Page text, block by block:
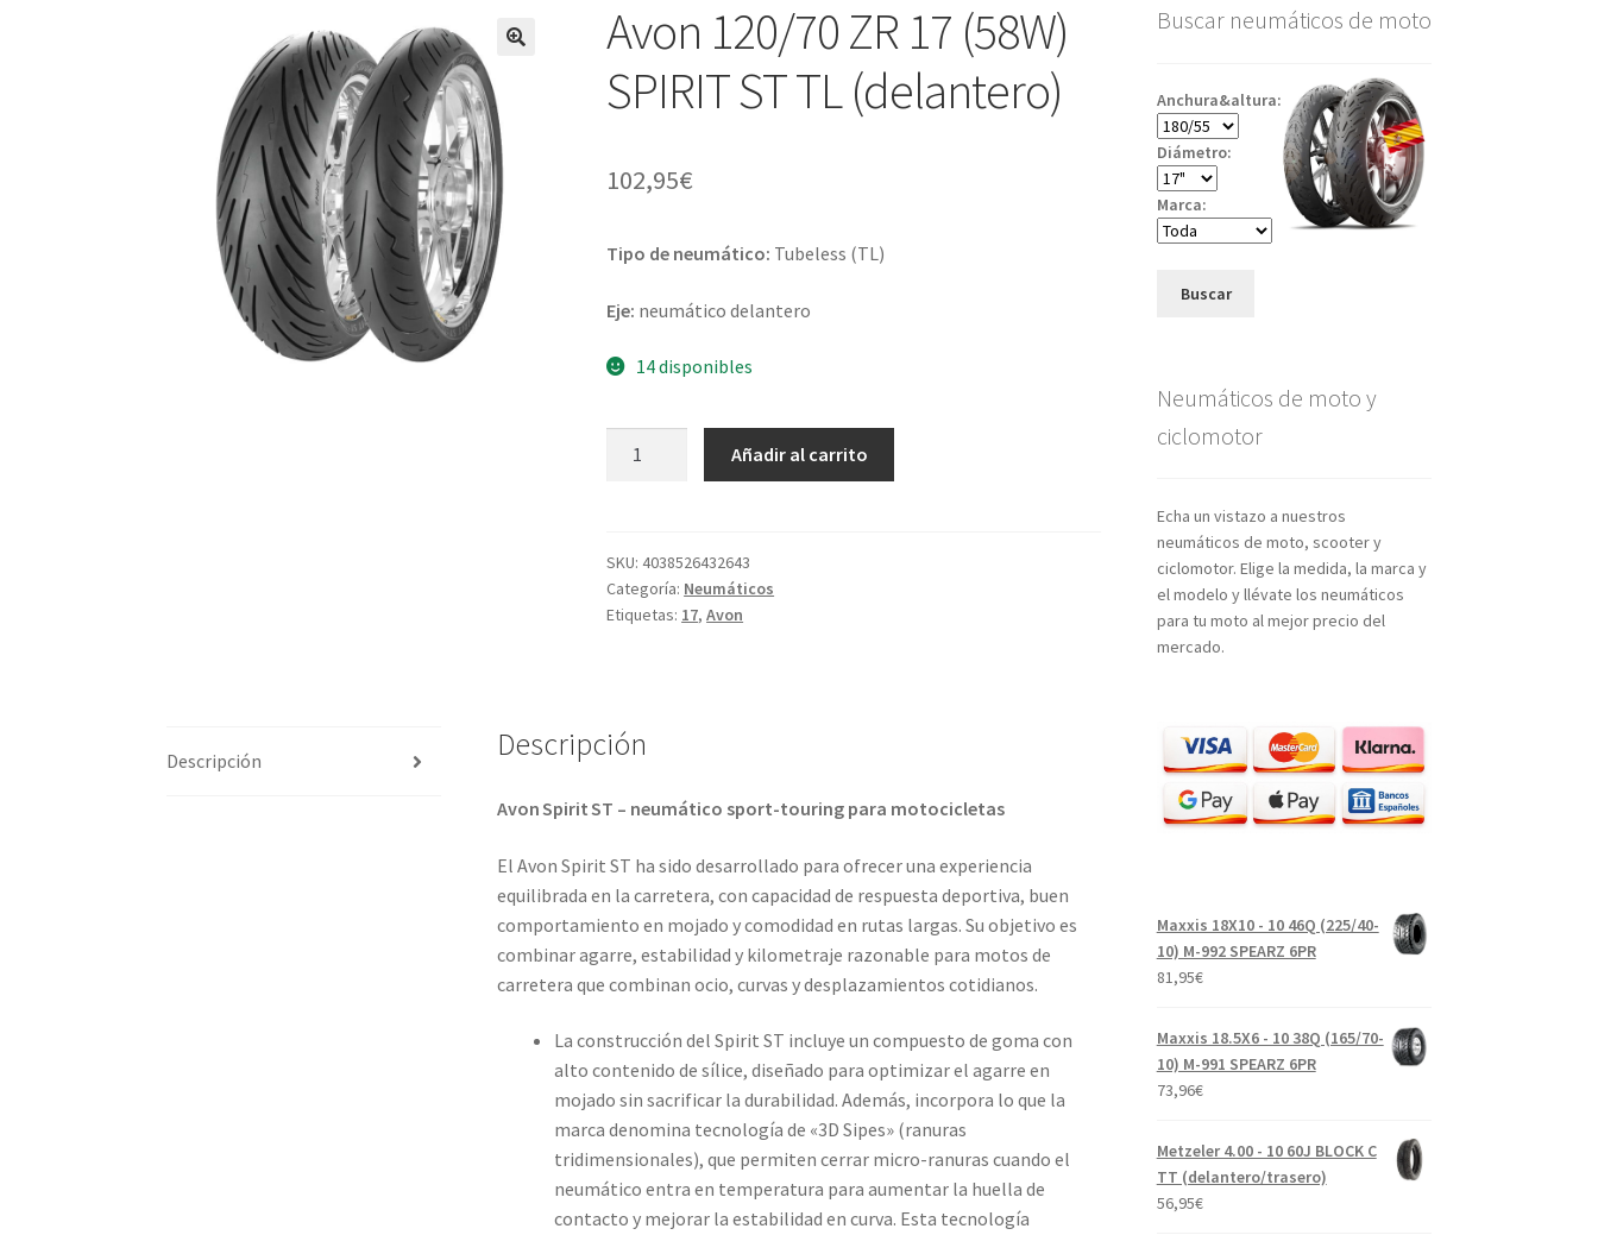
Avon 120/70 ZR 17 (58W)
SPIRIT ST TL (delantero)
102,95€
Tipo de neumático: Tubeless (TL)
Eje: neumático delantero
14 disponibles
(58W)
SPIRIT
ST
Añadir al carrito
SKU:4038526432643
Categoría: Neumáticos
Etiquetas: 17,Avon
Descripción Descripción
Avon Spirit ST – neumático sport-touring para motocicletas
El Avon Spirit ST ha sido desarrollado para ofrecer una experiencia
equilibrada en la carretera, con capacidad de respuesta deportiva, buen
comportamiento en mojado y comodidad en rutas largas. Su objetivo es
combinar agarre, estabilidad y kilometraje razonable para motos de
carretera que combinan ocio, curvas y desplazamientos cotidianos.
La construcción del Spirit ST incluye un compuesto de goma con
alto contenido de sílice, diseñado para optimizar el agarre en
mojado sin sacrificar la durabilidad. Además, incorpora lo que la
marca denomina tecnología de «3D Sipes» (ranuras
tridimensionales), que permiten cerrar micro-ranuras cuando el
neumático entra en temperatura para aumentar la huella de
contacto y mejorar la estabilidad en curva. Esta tecnología
Buscar neumáticos de moto
Anchura&altura:
Diámetro:
Marca:
Buscar
Neumáticos de moto y
ciclomotor
Echa un vistazo a nuestros
neumáticos de moto, scooter y
ciclomotor. Elige la medida, la marca y
el modelo y llévate los neumáticos
para tu moto al mejor precio del
mercado.
Maxxis 18X10 - 10 46Q (225/40-
10) M-992 SPEARZ 6PR
81,95€
Maxxis 18.5X6 - 10 38Q (165/70-
10) M-991 SPEARZ 6PR
73,96€
Metzeler 4.00 - 10 60J BLOCK C
TT (delantero/trasero)
56,95€